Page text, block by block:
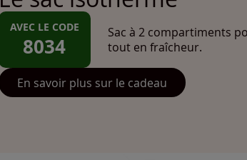
AVEC LE CODE
8034
Sac à 2 compartiments
tout en fraîcheur.
En savoir plus sur le cadeau